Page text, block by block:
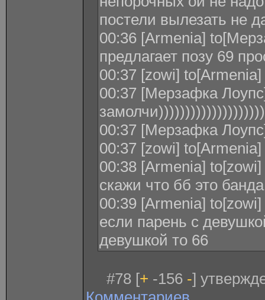
постели вылезать не
00:36 [Armenia]
предлагает позу 69
00:37 [zowi]
00:37 [Мерзафка
00:37 [Мерзафка
00:37 [zowi]
00:38 [Armenia]
скажи что бб это
00:39 [Armenia]
если парень с
девушкой то 66
#78 [+ -156 -]